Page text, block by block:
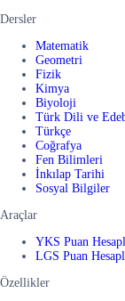
Dersler
Matematik
Geometri
Fizik
Kimya
Biyoloji
Türk Dili ve
Türkçe
Coğrafya
Fen Bilimleri
İnkılap Tarihi
Sosyal Bilgiler
Araçlar
YKS Puan
LGS Puan
Özellikler